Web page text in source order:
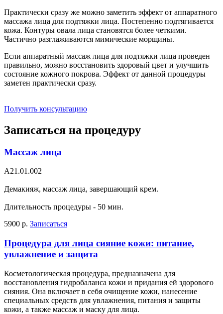
Практически сразу же можно заметить эффект от аппаратного
массажа лица для подтяжки лица. Постепенно подтягивается
кожа. Контуры овала лица становятся более четкими.
Частично разглаживаются мимические морщины.
Если аппаратный массаж лица для подтяжки лица проведен
правильно, можно восстановить здоровый цвет и улучшить
состояние кожного покрова. Эффект от данной процедуры
заметен практически сразу.
Получить консультацию
Записаться на процедуру
Массаж лица
A21.01.002
Демакияж, массаж лица, завершающий крем.
Длительность процедуры - 50 мин.
5900 р. Записаться
Процедура для лица сияние кожи: питание,
увлажнение и защита
Косметологическая процедура, предназначена для
восстановления гидробаланса кожи и придания ей здорового
сияния. Она включает в себя очищение кожи, нанесение
специальных средств для увлажнения, питания и защиты
кожи, а также массаж и маску для лица.